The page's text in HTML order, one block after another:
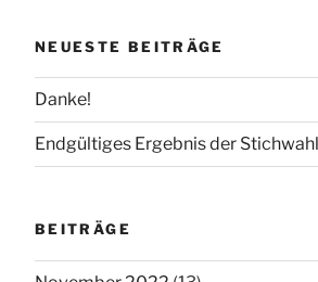
NEUESTE BEITRÄGE
Danke!
Endgültiges Ergebnis der Stichwahl
BEITRÄGE